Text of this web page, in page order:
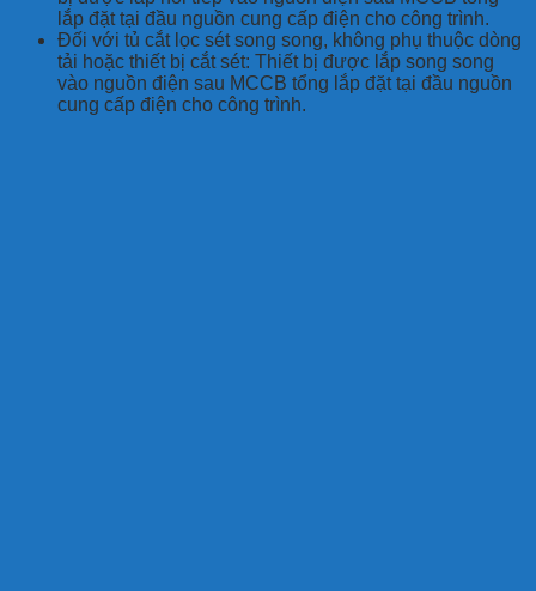
lắp đặt tại đầu nguồn cung cấp điện cho công trình.
Đối với tủ cắt lọc sét song song, không phụ thuộc dòng
tải hoặc thiết bị cắt sét: Thiết bị được lắp song song
vào nguồn điện sau MCCB tổng lắp đặt tại đầu nguồn
cung cấp điện cho công trình.